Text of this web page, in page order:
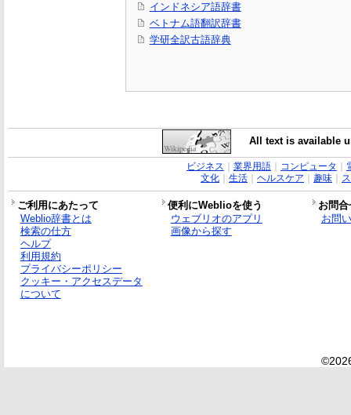
インドネシア語辞書
ベトナム語翻訳辞書
学研全訳古語辞典
All text is available
ビジネス 業界用語｜ コンピュータ
文化｜ 生活｜ ヘルスケア 趣味｜
ご利用にあたって 便利にWeblioを使う
お問
Weblio辞書とは
検索の仕方
ヘルプ
利用規約
プライバシーポリシー
クッキー・アクセスデータ
について
ウェブリオのアプリ
画像から探す
お問